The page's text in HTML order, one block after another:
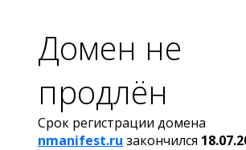
Домен не
продлён
Срок регистрации домена
nmanifest.ru закончился